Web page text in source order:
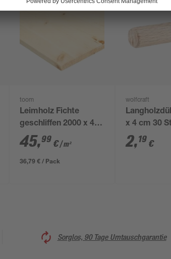
toom
Leimholz Fichte
geschliffen 2000 x 400
x 18 mm
45,99 €/ m²
36,79 € / Pack
wolfcraft
x 4 cm 30
2,19 €
Sorglos, 90 Tage Umtauschgarantie